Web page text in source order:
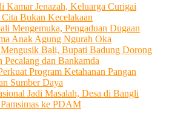
Kamar Jenazah, Keluarga Curigai
Bukan Kecelakaan
Mengemuka, Pengaduan Dugaan
Anak Agung Ngurah Oka
Bali, Bupati Badung Dorong
dan Bankamda
Program Ketahanan Pangan
Sumber Daya
Jadi Masalah, Desa di Bangli
ke PDAM